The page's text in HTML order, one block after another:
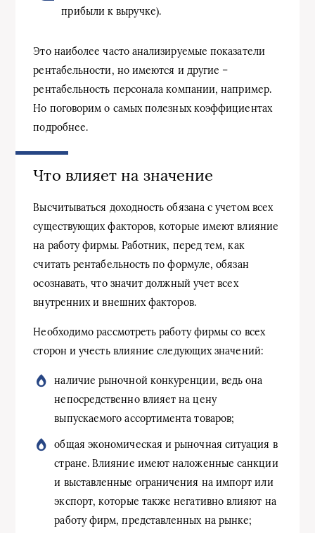
прибыли к выручке).
Это наиболее часто анализируемые показатели
рентабельности, но имеются и другие –
рентабельность персонала компании, например.
Но поговорим о самых полезных коэффициентах
подробнее.
Что влияет на значение
Высчитываться доходность обязана с учетом всех
существующих факторов, которые имеют влияние
на работу фирмы. Работник, перед тем, как
считать рентабельность по формуле, обязан
осознавать, что значит должный учет всех
внутренних и внешних факторов.
Необходимо рассмотреть работу фирмы со всех
сторон и учесть влияние следующих значений:
наличие рыночной конкуренции, ведь она
непосредственно влияет на цену
выпускаемого ассортимента товаров;
общая экономическая и рыночная ситуация в
стране. Влияние имеют наложенные санкции
и выставленные ограничения на импорт или
экспорт, которые также негативно влияют на
работу фирм, представленных на рынке;